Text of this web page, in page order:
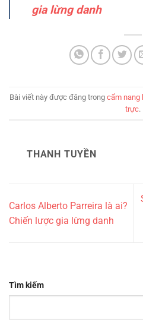
gia lừng danh
Bài viết này được đăng trong cẩm nang
trực.
THANH TUYỀN
Carlos Alberto Parreira là ai?
Chiến lược gia lừng danh
Tìm kiếm